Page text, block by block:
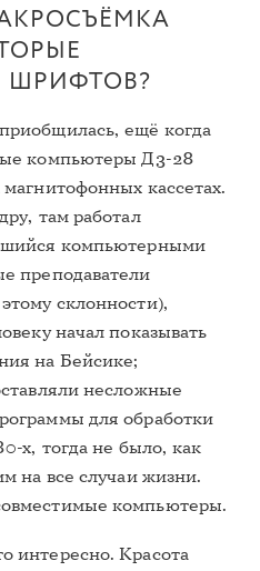
ШРИФТОВ?
ещё когда
компьютеры Д3-28
кассетах.
там работал
компьютерными
преподаватели
склонности),
начал показывать
на Бейсике;
несложные
для обработки
х, тогда не было, как
на все случаи жизни.
компьютеры.
интересно. Красота